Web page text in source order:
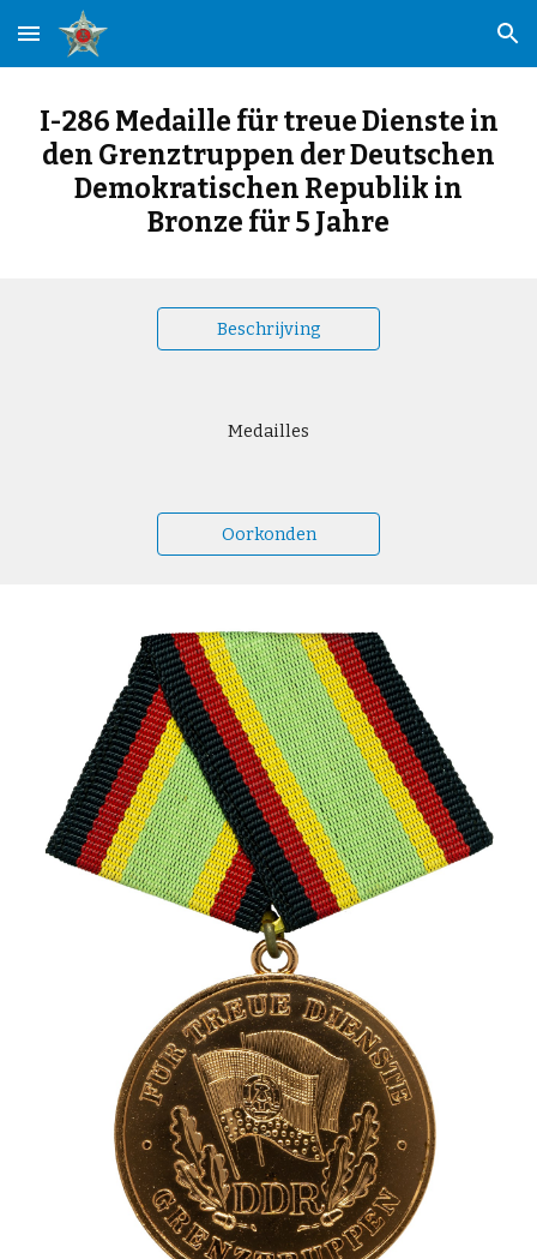
Skip to main content Skip to navigation
I-286 Medaille für treue Dienste in
den Grenztruppen der Deutschen
Demokratischen Republik in
Bronze für 5 Jahre
Beschrijving
Medailles
Oorkonden